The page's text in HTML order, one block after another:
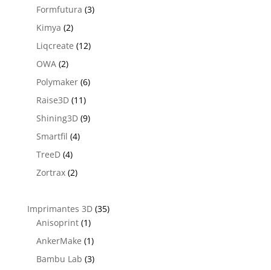
Formfutura (3)
Kimya (2)
Liqcreate (12)
OWA (2)
Polymaker (6)
Raise3D (11)
Shining3D (9)
Smartfil (4)
TreeD (4)
Zortrax (2)
Imprimantes 3D (35)
Anisoprint (1)
AnkerMake (1)
Bambu Lab (3)